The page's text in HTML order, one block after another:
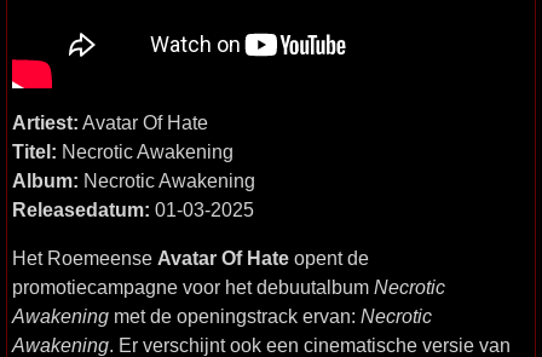
Artiest: Avatar Of Hate
Titel: Necrotic Awakening
Album: Necrotic Awakening
Releasedatum: 01-03-2025
Het Roemeense Avatar Of Hate opent de
promotiecampagne voor het debuutalbum Necrotic
Awakening met de openingstrack ervan: Necrotic
Awakening. Er verschijnt ook een cinematische versie van